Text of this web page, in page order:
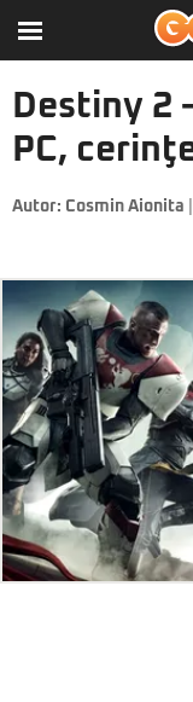
Destiny 2
PC,
Autor: Cosmin Aionita